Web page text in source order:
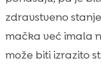
zdravstveno
mačka već imala
može biti izrazito